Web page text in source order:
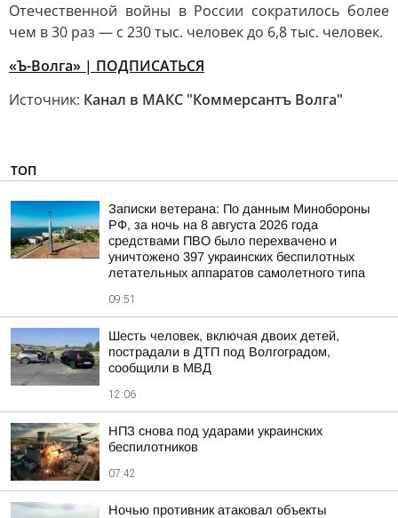
Отечественной войны в России сократилось более
чем в 30 раз — с 230 тыс. человек до 6,8 тыс. человек.
«Ъ-Волга» | ПОДПИСАТЬСЯ
Источник: Канал в МАКС "Коммерсантъ Волга"
ТОП
Записки ветерана: По данным Минобороны
РФ, за ночь на 8 августа 2026 года
средствами ПВО было перехвачено и
уничтожено 397 украинских беспилотных
летательных аппаратов самолетного типа
09:51
Шесть человек, включая двоих детей,
пострадали в ДТП под Волгоградом,
сообщили в МВД
12:06
НПЗ снова под ударами украинских
беспилотников
07:42
Ночью противник атаковал объекты